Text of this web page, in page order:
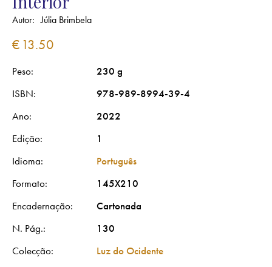
Autor: Júlia Brimbela
€ 13.50
Peso
230 g
ISBN
978-989-8994-39-4
Ano
2022
Edição
1
Idioma
Português
Formato
145X210
Encadernação
Cartonada
N. Pág.
130
Colecção
Luz do Ocidente